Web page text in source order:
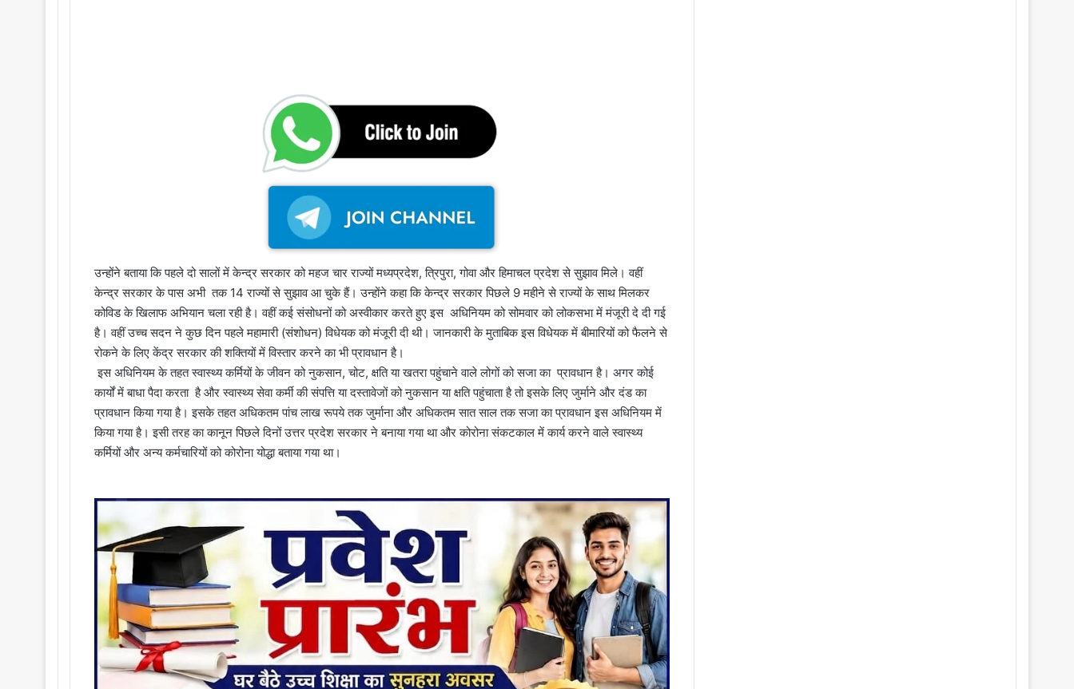
उन्होंने बताया कि पहले दो सालों में केन्द्र सरकार को महज चार राज्यों मध्यप्रदेश, त्रिपुरा, गोवा और हिमाचल प्रदेश से सुझाव मिले। वहीं
केन्द्र सरकार के पास अभी तक 14 राज्यों से सुझाव आ चुके हैं। उन्होंने कहा कि केन्द्र सरकार पिछले 9 महीने से राज्यों के साथ मिलकर
कोविड के खिलाफ अभियान चला रही है। वहीं कई संसोधनों को अस्वीकार करते हुए इस अधिनियम को सोमवार को लोकसभा में मंजूरी दे दी गई
है। वहीं उच्च सदन ने कुछ दिन पहले महामारी (संशोधन) विधेयक को मंजूरी दी थी। जानकारी के मुताबिक इस विधेयक में बीमारियों को फैलने से
रोकने के लिए केंद्र सरकार की शक्तियों में विस्तार करने का भी प्रावधान है।
इस अधिनियम के तहत स्वास्थ्य कर्मियों के जीवन को नुकसान, चोट, क्षति या खतरा पहुंचाने वाले लोगों को सजा का प्रावधान है। अगर कोई
कार्यों में बाधा पैदा करता है और स्वास्थ्य सेवा कर्मी की संपत्ति या दस्तावेजों को नुकसान या क्षति पहुंचाता है तो इसके लिए जुर्माने और दंड का
प्रावधान किया गया है। इसके तहत अधिकतम पांच लाख रूपये तक जुर्माना और अधिकतम सात साल तक सजा का प्रावधान इस अधिनियम में
किया गया है। इसी तरह का कानून पिछले दिनों उत्तर प्रदेश सरकार ने बनाया गया था और कोरोना संकटकाल में कार्य करने वाले स्वास्थ्य
कर्मियों और अन्य कर्मचारियों को कोरोना योद्धा बताया गया था।